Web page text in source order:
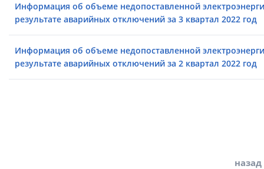
Информация об объеме недопоставленной
результате аварийных отключений за 3 квартал 2022 год
Информация об объеме недопоставленной
результате аварийных отключений за 2 квартал 2022 год
назад